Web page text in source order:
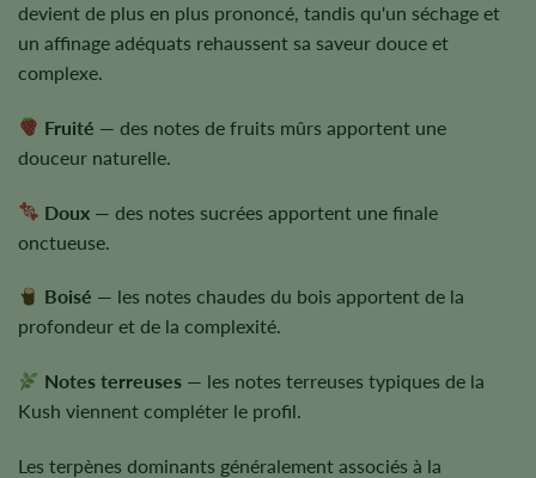
devient de plus en plus prononcé, tandis qu'un séchage et
un affinage adéquats rehaussent sa saveur douce et
complexe.
Fruité — des notes de fruits mûrs apportent une
douceur naturelle.
Doux — des notes sucrées apportent une finale
onctueuse.
Boisé — les notes chaudes du bois apportent de la
profondeur et de la complexité.
Notes terreuses — les notes terreuses typiques de la
Kush viennent compléter le profil.
Les terpènes dominants généralement associés à la